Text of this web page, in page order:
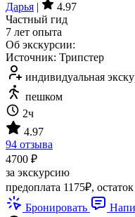
Дарья |
4.97
Частный гид
7 лет опыта
Об экскурсии:
Источник: Трипстер
индивидуальная
пешком
2ч
4.97
94 отзыва
4700 ₽
за экскурсию
предоплата 1175₽,
Бронировать